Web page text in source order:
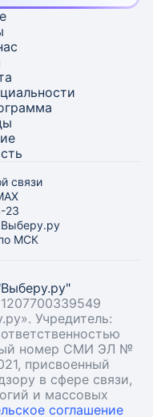
связи
23
МСК
Учредитель:
номер СМИ ЭЛ №
присвоенный
в сфере связи,
и массовых
соглашение